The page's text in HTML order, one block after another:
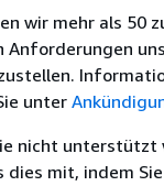
wir mehr als 50
unter
nicht unterstützt
dies mit, indem